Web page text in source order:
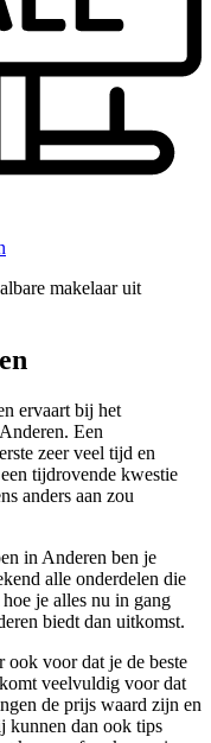
makelaar uit
ervaart bij het
Een
zeer veel tijd en
tijdrovende kwestie
anders aan zou
in Anderen ben je
alle onderdelen die
je alles nu in gang
biedt dan uitkomst.
ook voor dat je de beste
veelvuldig voor dat
de prijs waard zijn en
kunnen dan ook tips